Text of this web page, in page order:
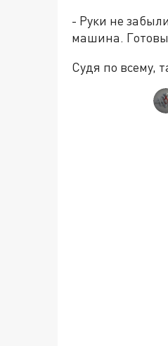
- Руки не
машина. Готовы
Судя по всему,